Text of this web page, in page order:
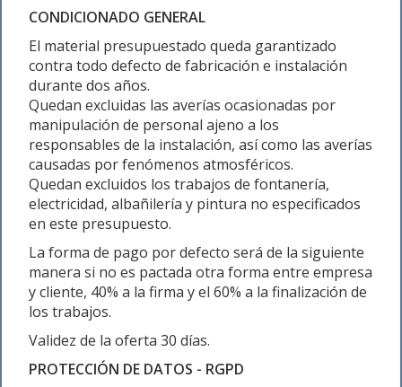
CONDICIONADO GENERAL
El material presupuestado queda garantizado
contra todo defecto de fabricación e instalación
durante dos años.
Quedan excluidas las averías ocasionadas por
manipulación de personal ajeno a los
responsables de la instalación, así como las averías
causadas por fenómenos atmosféricos.
Quedan excluidos los trabajos de fontanería,
electricidad, albañilería y pintura no especificados
en este presupuesto.
La forma de pago por defecto será de la siguiente
manera si no es pactada otra forma entre empresa
y cliente, 40% a la firma y el 60% a la finalización de
los trabajos.
Validez de la oferta 30 días.
PROTECCIÓN DE DATOS - RGPD